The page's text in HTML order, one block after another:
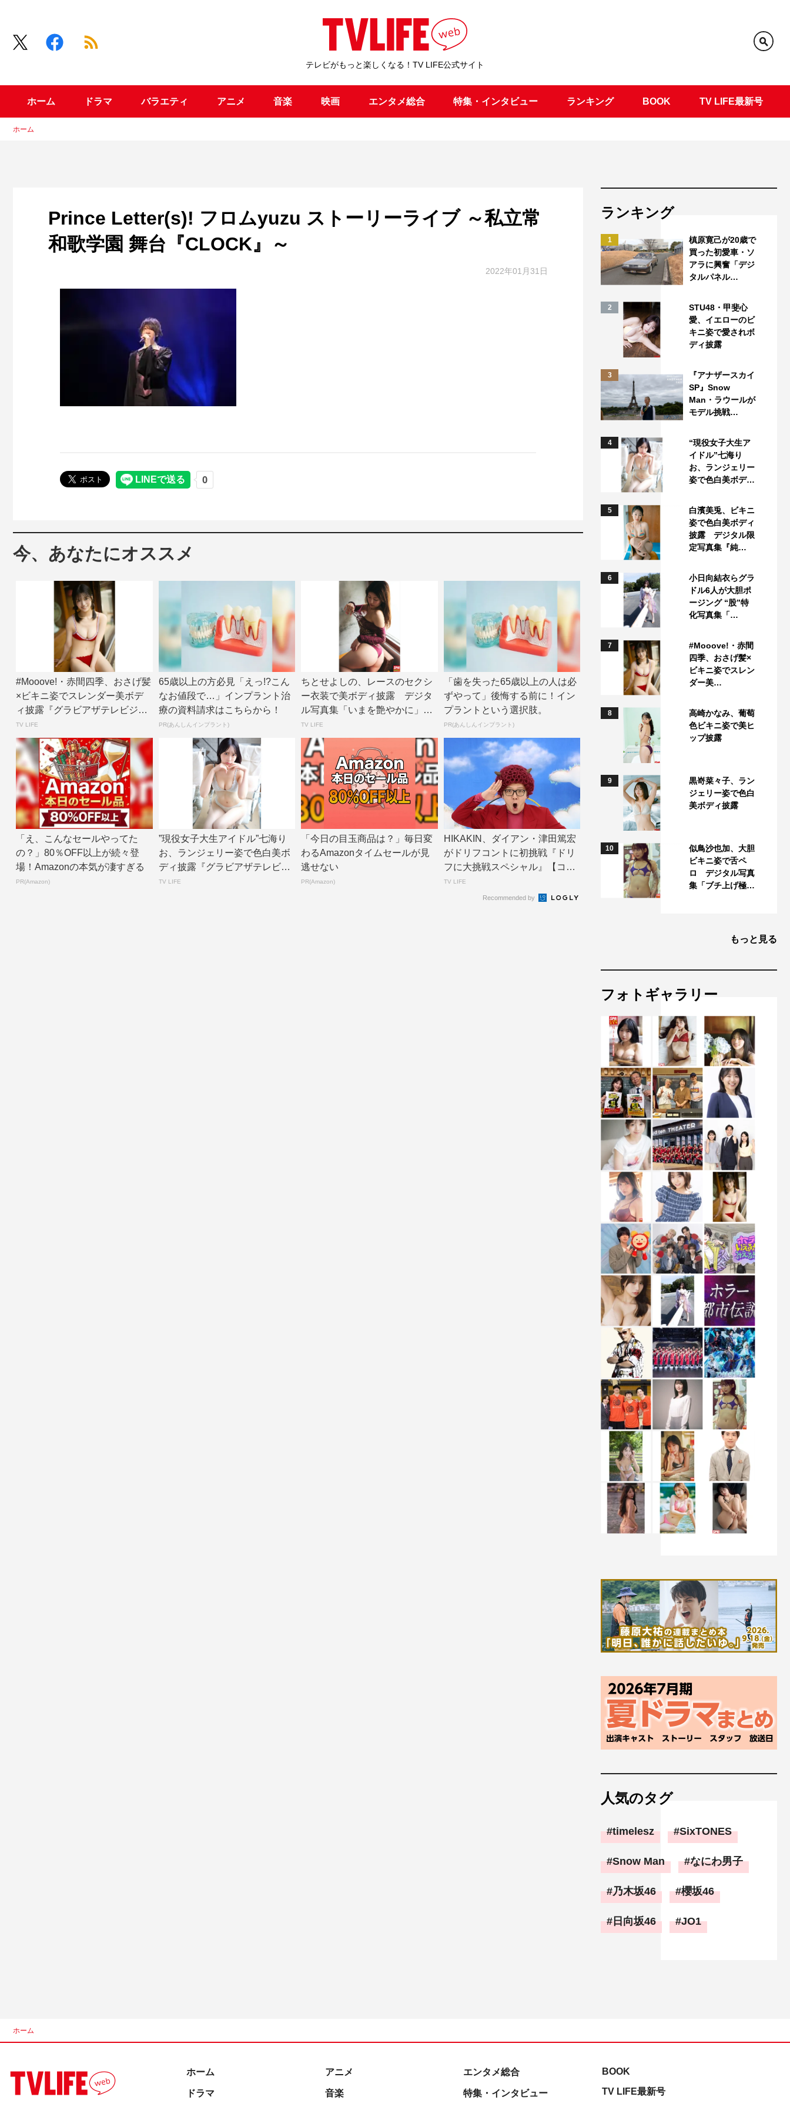
テレビがもっと楽しくなる！TV LIFE公式サイト
ホーム ドラマ バラエティ アニメ 音楽 映画 エンタメ総合 特集・インタビュー ランキング BOOK TV LIFE最新号
ホーム
Prince Letter(s)! フロムyuzu ストーリーライブ ～私立常
和歌学園 舞台『CLOCK』～
2022年01月31日
今、あなたにオススメ
#Mooove!・赤間四季、おさげ髪
×ビキニ姿でスレンダー美ボデ
ィ披露『グラビアザテレビジョ
ン』アザ...
TV LIFE
65歳以上の方必見「えっ!?こん
なお値段で…」インプラント治
療の資料請求はこちらから！
PR(あんしんインプラント)
ちとせよしの、レースのセクシ
ー衣装で美ボディ披露 デジタ
ル写真集「いまを艶やかに」誌
面カット公開 |...
TV LIFE
「歯を失った65歳以上の人は必
ずやって」後悔する前に！イン
プラントという選択肢。
PR(あんしんインプラント)
「え、こんなセールやってた
の？」80％OFF以上が続々登
場！Amazonの本気が凄すぎる
PR(Amazon)
”現役女子大生アイドル”七海り
お、ランジェリー姿で色白美ボ
ディ披露『グラビアザテレビジ
ョン』アザーカ...
TV LIFE
「今日の目玉商品は？」毎日変
わるAmazonタイムセールが見
逃せない
PR(Amazon)
HIKAKIN、ダイアン・津田篤宏
がドリフコントに初挑戦『ドリ
フに大挑戦スペシャル』【コメ
ントあり】...
TV LIFE
Recommended by
ランキング
1
槙原寛己が20歳で
買った初愛車・ソ
アラに興奮「デジ
タルパネル…
2
STU48・甲斐心
愛、イエローのビ
キニ姿で愛されボ
ディ披露
3
『アナザースカイ
SP』Snow
Man・ラウールが
モデル挑戦…
4
“現役女子大生ア
イドル”七海り
お、ランジェリー
姿で色白美ボデ…
5
白濱美兎、ビキニ
姿で色白美ボディ
披露 デジタル限
定写真集『純…
6
小日向結衣らグラ
ドル6人が大胆ポ
ージング “股”特
化写真集「…
7
#Mooove!・赤間
四季、おさげ髪×
ビキニ姿でスレン
ダー美…
8
高崎かなみ、葡萄
色ビキニ姿で美ヒ
ップ披露
9
黒嵜菜々子、ラン
ジェリー姿で色白
美ボディ披露
10
似鳥沙也加、大胆
ビキニ姿で舌ペ
ロ デジタル写真
集「ブチ上げ極…
もっと見る
フォトギャラリー
人気のタグ
timelesz SixTONES
Snow Man なにわ男子
乃木坂46 櫻坂46
日向坂46 JO1
ホーム
ホーム
ドラマ
アニメ
音楽
エンタメ総合
特集・インタビュー
BOOK
TV LIFE最新号